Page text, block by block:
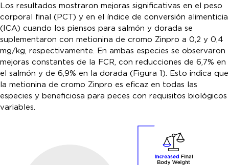
Los resultados mostraron mejoras significativas en el peso
corporal final (PCT) y en el índice de conversión alimenticia
(ICA) cuando los piensos para salmón y dorada se
suplementaron con metionina de cromo Zinpro a 0,2 y 0,4
mg/kg, respectivamente. En ambas especies se observaron
mejoras constantes de la FCR, con reducciones de 6,7% en
el salmón y de 6,9% en la dorada (Figura 1). Esto indica que
la metionina de cromo Zinpro es eficaz en todas las
especies y beneficiosa para peces con requisitos biológicos
variables.